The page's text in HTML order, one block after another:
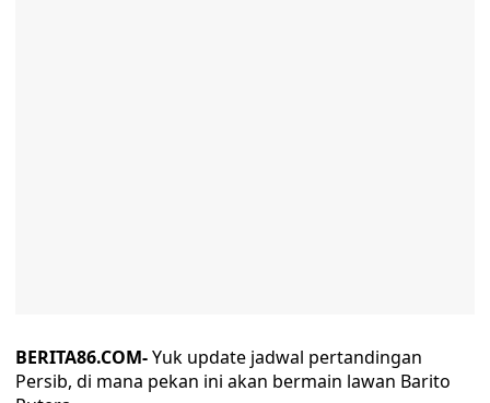
BERITA86.COM-Yuk update jadwal pertandingan
Persib, di mana pekan ini akan bermain lawan Barito